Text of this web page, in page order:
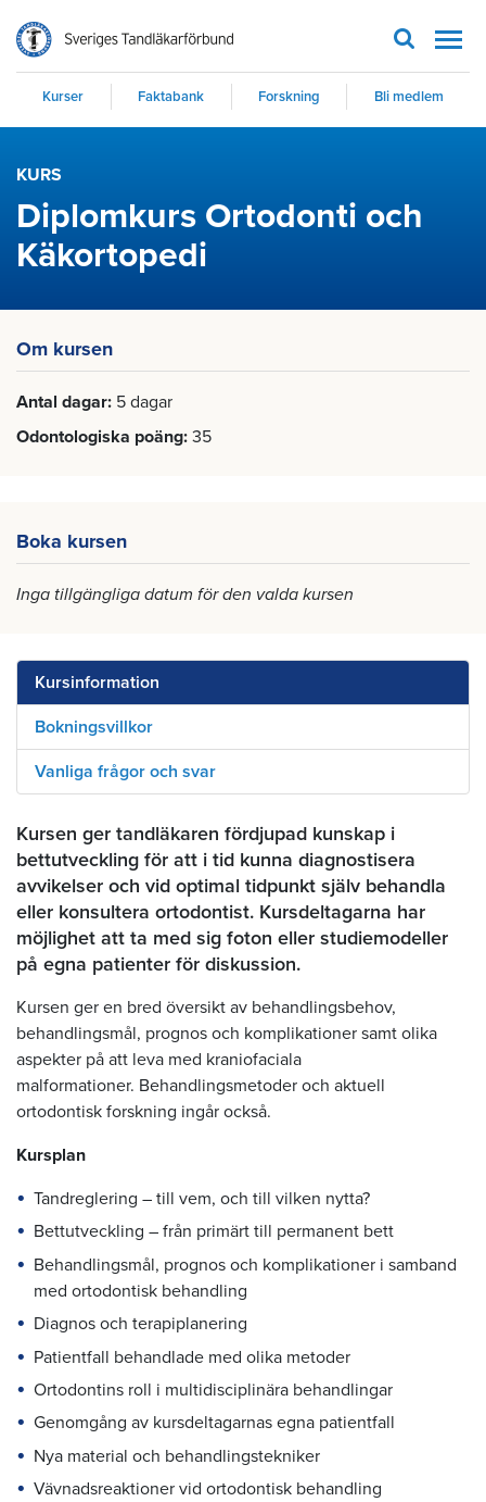
Kurser Faktabank Forskning Bli medlem
KURS
Diplomkurs Ortodonti och
Käkortopedi
Om kursen
Antal dagar 5 dagar
Odontologiska poäng 35
Boka kursen
Inga tillgängliga datum för den valda kursen
Kursinformation
Bokningsvillkor
Vanliga frågor och svar
Kursen ger tandläkaren fördjupad kunskap i
bettutveckling för att i tid kunna diagnostisera
avvikelser och vid optimal tidpunkt själv behandla
eller konsultera ortodontist. Kursdeltagarna har
möjlighet att ta med sig foton eller studiemodeller
på egna patienter för diskussion.
Kursen ger en bred översikt av behandlingsbehov,
behandlingsmål, prognos och komplikationer samt olika
aspekter på att leva med kraniofaciala
malformationer. Behandlingsmetoder och aktuell
ortodontisk forskning ingår också.
Kursplan
Tandreglering – till vem, och till vilken nytta?
Bettutveckling – från primärt till permanent bett
Behandlingsmål, prognos och komplikationer i samband
med ortodontisk behandling
Diagnos och terapiplanering
Patientfall behandlade med olika metoder
Ortodontins roll i multidisciplinära behandlingar
Genomgång av kursdeltagarnas egna patientfall
Nya material och behandlingstekniker
Vävnadsreaktioner vid ortodontisk behandling